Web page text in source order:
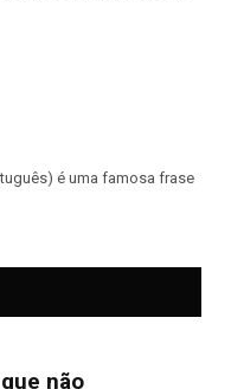
é uma famosa frase
não